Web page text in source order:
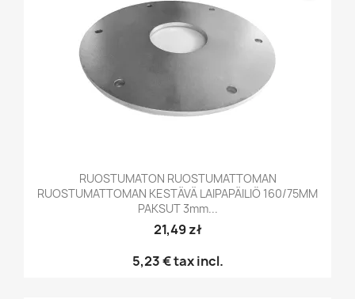
RUOSTUMATON RUOSTUMATTOMAN
RUOSTUMATTOMAN KESTÄVÄ LAIPAPÄILIÖ 160/75MM
PAKSUT 3mm...
21,49 zł
5,23 €tax incl.